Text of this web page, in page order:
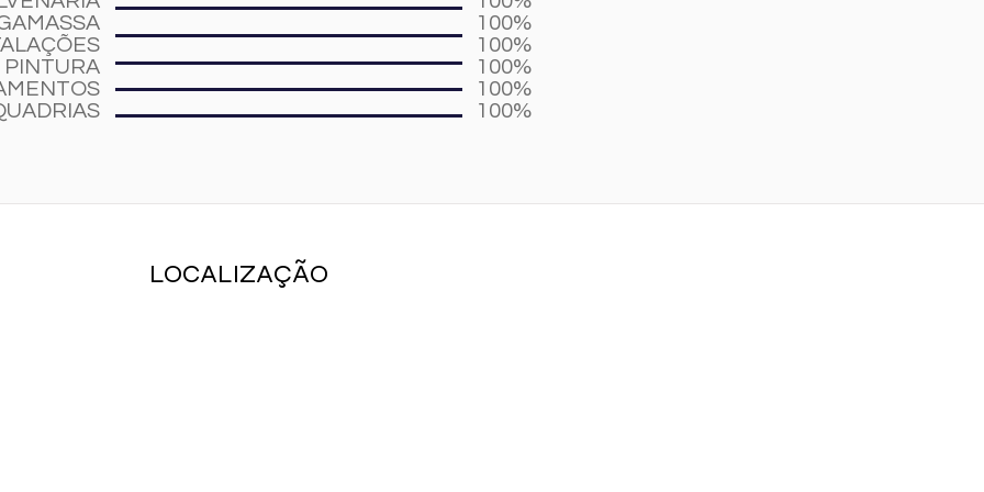
PINTURA
100%
100%
100%
100%
100%
LOCALIZAÇÃO